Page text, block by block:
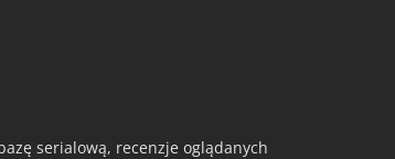
serialową, recenzje oglądanych